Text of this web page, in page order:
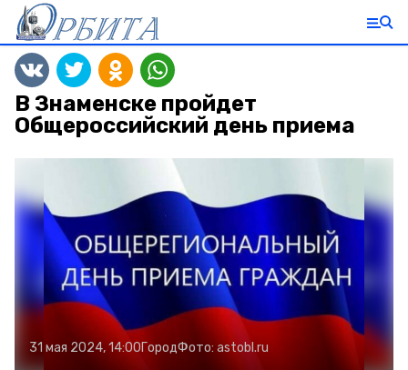
В Знаменске пройдет
Общероссийский день приема
31 мая 2024, 14:00ГородФото: astobl.ru